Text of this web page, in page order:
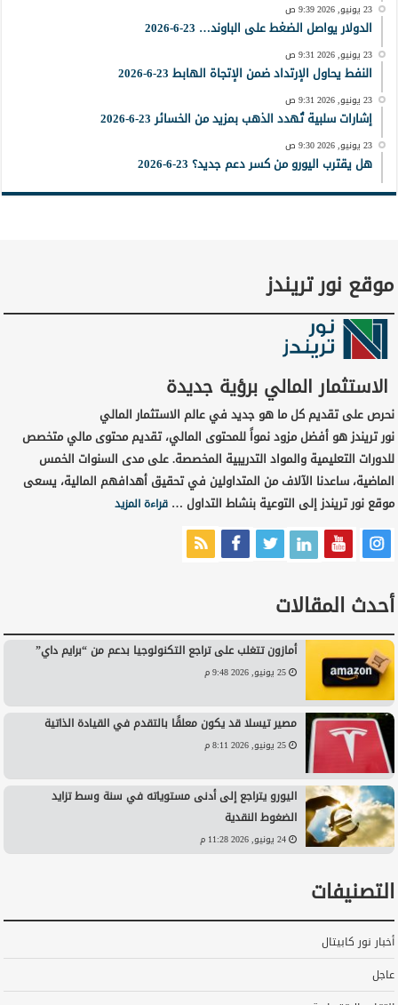
23 يونيو, 2026 9:39 ص
الدولار يواصل الضغط على الباوند… 23-6-2026
23 يونيو, 2026 9:31 ص
النفط يحاول الإرتداد ضمن الإتجاة الهابط 23-6-2026
23 يونيو, 2026 9:31 ص
إشارات سلبية تُهدد الذهب بمزيد من الخسائر 23-6-2026
23 يونيو, 2026 9:30 ص
هل يقترب اليورو من كسر دعم جديد؟ 23-6-2026
موقع نور تريندز
الاستثمار المالي برؤية جديدة
نحرص على تقديم كل ما هو جديد في عالم الاستثمار المالي
نور تريندز هو أفضل مزود نمواً للمحتوى المالي، تقديم محتوى مالي متخصص
للدورات التعليمية والمواد التدريبية المخصصة. على مدى السنوات الخمس
الماضية، ساعدنا الآلاف من المتداولين في تحقيق أهدافهم المالية، يسعى
موقع نور تريندز إلى التوعية بنشاط التداول …قراءة المزيد
أحدث المقالات
أمازون تتغلب على تراجع التكنولوجيا بدعم من “برايم داي”
25 يونيو, 2026 9:48 م
مصير تيسلا قد يكون معلقًا بالتقدم في القيادة الذاتية
25 يونيو, 2026 8:11 م
اليورو يتراجع إلى أدنى مستوياته في سنة وسط تزايد
الضغوط النقدية
24 يونيو, 2026 11:28 م
التصنيفات
أخبار نور كابيتال
عاجل